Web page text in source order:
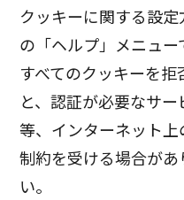
クッキーに関する設
の「ヘルプ」メニュー
すべてのクッキーを
と、認証が必要なサ
等、インターネット上
制約を受ける場合が
い。